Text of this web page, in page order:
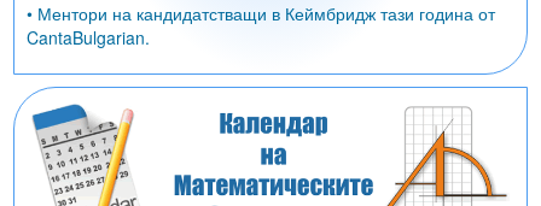
• Ментори на кандидатстващи в Кеймбридж тази година от
CantaBulgarian.